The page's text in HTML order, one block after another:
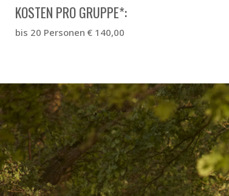
KOSTEN PRO GRUPPE*:
bis 20 Personen € 140,00